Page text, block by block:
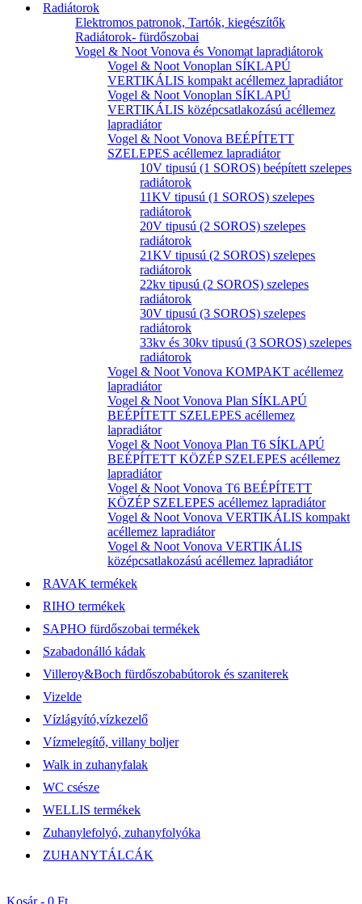
Radiátorok
Elektromos patronok, Tartók, kiegészítők
Radiátorok- fürdőszobai
Vogel & Noot Vonova és Vonomat lapradiátorok
Vogel & Noot Vonoplan SÍKLAPÚ
VERTIKÁLIS kompakt acéllemez lapradiátor
Vogel & Noot Vonoplan SÍKLAPÚ
VERTIKÁLIS középcsatlakozású acéllemez
lapradiátor
Vogel & Noot Vonova BEÉPÍTETT
SZELEPES acéllemez lapradiátor
10V tipusú (1 SOROS) beépített szelepes
radiátorok
11KV tipusú (1 SOROS) szelepes
radiátorok
20V tipusú (2 SOROS) szelepes
radiátorok
21KV tipusú (2 SOROS) szelepes
radiátorok
22kv tipusú (2 SOROS) szelepes
radiátorok
30V tipusú (3 SOROS) szelepes
radiátorok
33kv és 30kv tipusú (3 SOROS) szelepes
radiátorok
Vogel & Noot Vonova KOMPAKT acéllemez
lapradiátor
Vogel & Noot Vonova Plan SÍKLAPÚ
BEÉPÍTETT SZELEPES acéllemez
lapradiátor
Vogel & Noot Vonova Plan T6 SÍKLAPÚ
BEÉPÍTETT KÖZÉP SZELEPES acéllemez
lapradiátor
Vogel & Noot Vonova T6 BEÉPÍTETT
KÖZÉP SZELEPES acéllemez lapradiátor
Vogel & Noot Vonova VERTIKÁLIS kompakt
acéllemez lapradiátor
Vogel & Noot Vonova VERTIKÁLIS
középcsatlakozású acéllemez lapradiátor
RAVAK termékek
RIHO termékek
SAPHO fürdőszobai termékek
Szabadonálló kádak
Villeroy&Boch fürdőszobabútorok és szaniterek
Vizelde
Vízlágyító,vízkezelő
Vízmelegítő, villany boljer
Walk in zuhanyfalak
WC csésze
WELLIS termékek
Zuhanylefolyó, zuhanyfolyóka
ZUHANYTÁLCÁK